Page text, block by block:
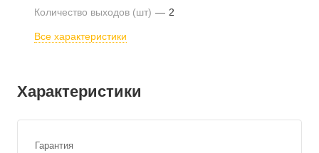
Количество выходов (шт) — 2
Все характеристики
Характеристики
Гарантия